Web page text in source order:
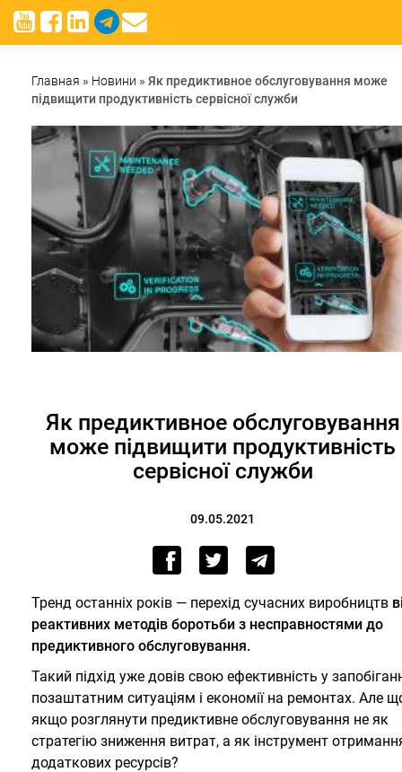
Главная » Новини »Як предиктивное обслуговування може
підвищити продуктивність сервісної служби
Як предиктивное обслуговування
може підвищити продуктивність
сервісної служби
09.05.2021
Тренд останніх років — перехід сучасних виробництв
реактивних методів боротьби з несправностями до
предиктивного обслуговування.
Такий підхід уже довів свою ефективність у
позаштатним ситуаціям і економії на ремонтах. Але
якщо розглянути предиктивне обслуговування не як
стратегію зниження витрат, а як інструмент
додаткових ресурсів?